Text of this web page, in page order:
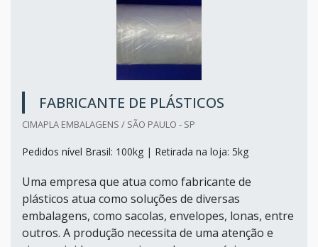
FABRICANTE DE PLÁSTICOS
CIMAPLA EMBALAGENS / SÃO PAULO - SP
Pedidos nível Brasil: 100kg | Retirada na loja: 5kg
Uma empresa que atua como fabricante de
plásticos atua como soluções de diversas
embalagens, como sacolas, envelopes, lonas, entre
outros. A produção necessita de uma atenção e